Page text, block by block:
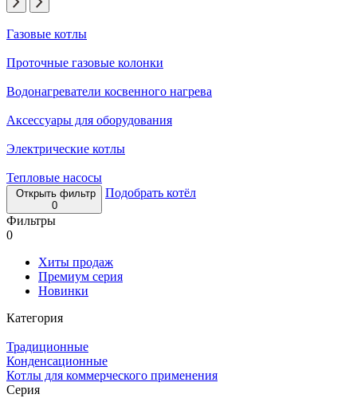
Газовые котлы
Проточные газовые колонки
Водонагреватели косвенного нагрева
Аксессуары для оборудования
Электрические котлы
Тепловые насосы
Открыть фильтр
0
Подобрать котёл
Фильтры
0
Хиты продаж
Премиум серия
Новинки
Категория
Традиционные
Конденсационные
Котлы для коммерческого применения
Серия